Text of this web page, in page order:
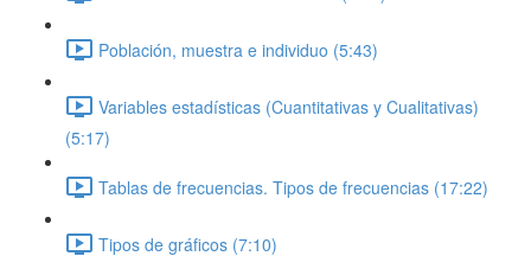
Población, muestra e individuo (5:43)
Variables estadísticas (Cuantitativas y Cualitativas)
(5:17)
Tablas de frecuencias. Tipos de frecuencias (17:22)
Tipos de gráficos (7:10)